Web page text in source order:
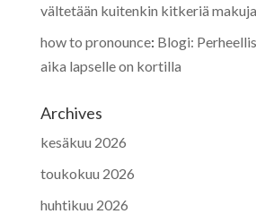
vältetään kuitenkin kitkeriä makuja
how to pronounce: Blogi:
aika lapselle on kortilla
Archives
kesäkuu 2026
toukokuu 2026
huhtikuu 2026